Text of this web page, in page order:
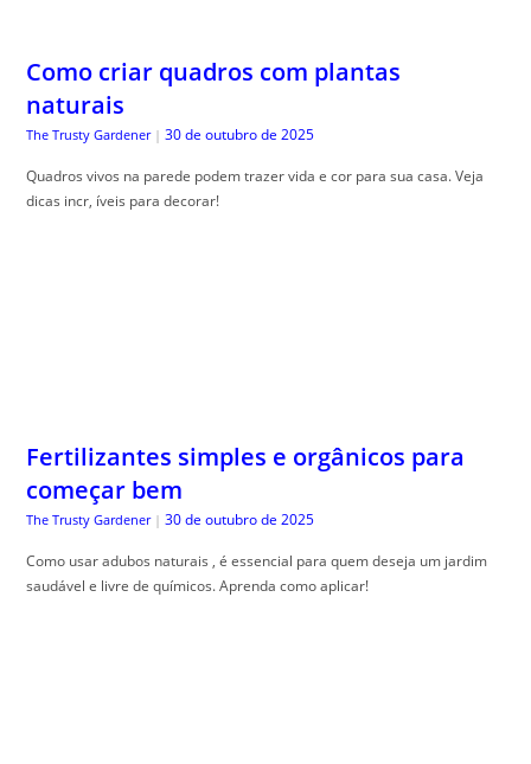
Como criar quadros com plantas
naturais
The Trusty Gardener | 30 de outubro de 2025
Quadros vivos na parede podem trazer vida e cor para sua casa. Veja
dicas incr, íveis para decorar!
Fertilizantes simples e orgânicos para
começar bem
The Trusty Gardener | 30 de outubro de 2025
Como usar adubos naturais , é essencial para quem deseja um jardim
saudável e livre de químicos. Aprenda como aplicar!